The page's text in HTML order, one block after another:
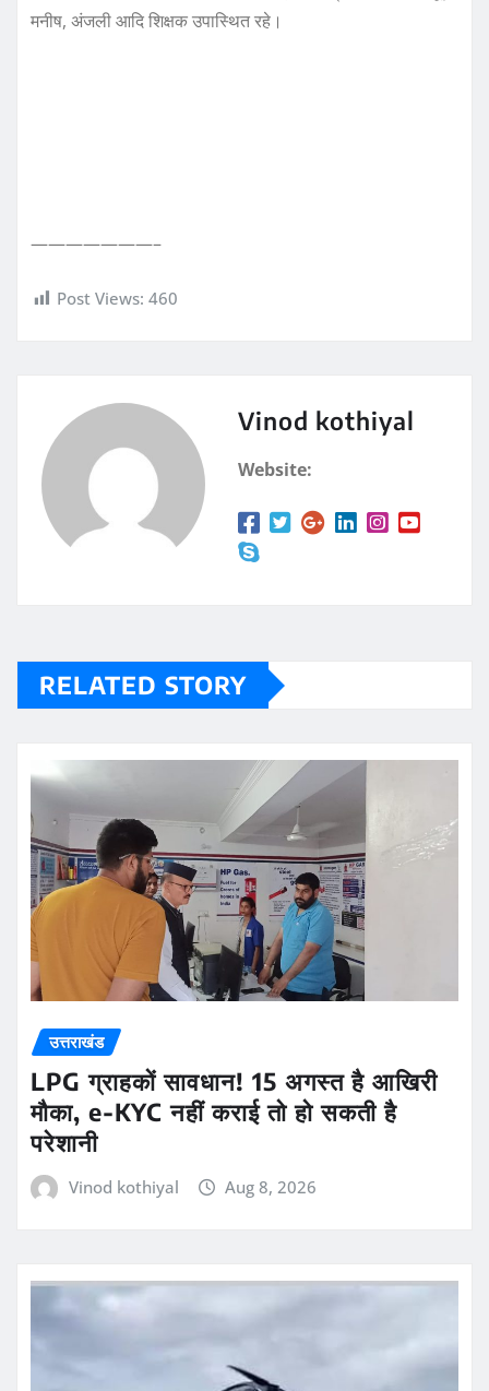
मनीष, अंजली आदि शिक्षक उपास्थित रहे।
———————–
Post Views: 460
Vinod kothiyal
Website:
RELATED STORY
उत्तराखंड
LPG ग्राहकों सावधान! 15 अगस्त है आखिरी
मौका, e-KYC नहीं कराई तो हो सकती है
परेशानी
Vinod kothiyal Aug 8, 2026